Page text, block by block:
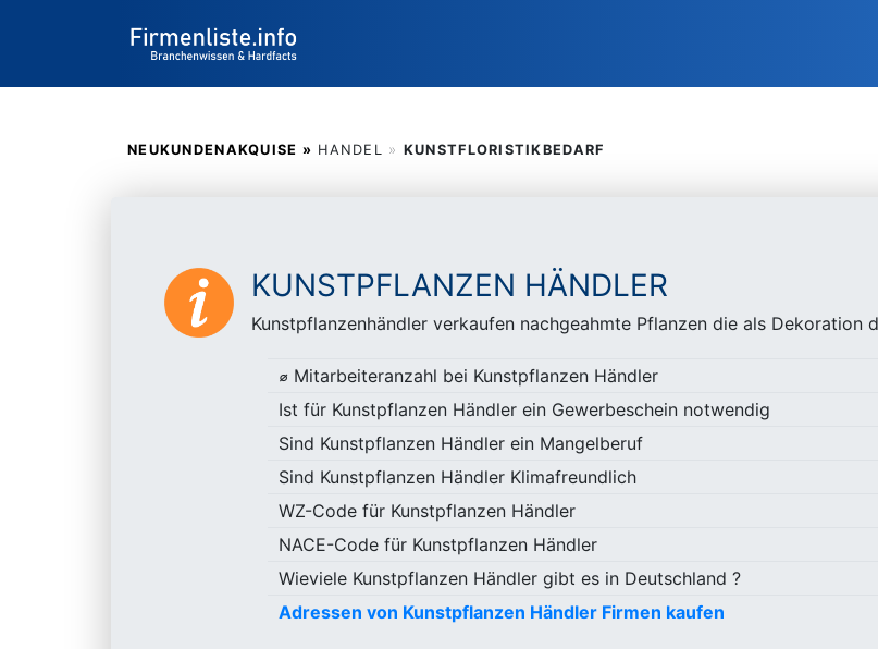
NEUKUNDENAKQUISE » HANDEL » KUNSTFLORISTIKBEDARF
KUNSTPFLANZEN HÄNDLER
Kunstpflanzenhändler verkaufen nachgeahmte Pflanzen die als Dekoration
⌀ Mitarbeiteranzahl bei Kunstpflanzen Händler
Ist für Kunstpflanzen Händler ein Gewerbeschein notwendig
Sind Kunstpflanzen Händler ein Mangelberuf
Sind Kunstpflanzen Händler Klimafreundlich
WZ-Code für Kunstpflanzen Händler
NACE-Code für Kunstpflanzen Händler
Wieviele Kunstpflanzen Händler gibt es in Deutschland ?
Adressen von Kunstpflanzen Händler Firmen kaufen